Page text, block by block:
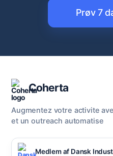
Prøv 7
Coherta
Augmentez votre activite
et un outreach automatise
Medlem af Dansk